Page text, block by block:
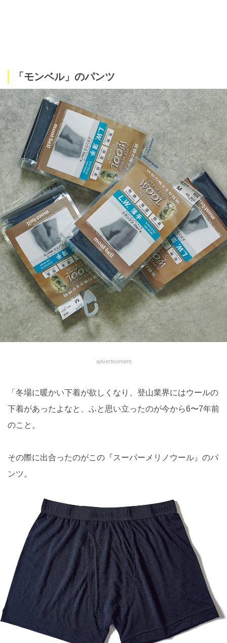
「モンベル」のパンツ
advertisement
「冬場に暖かい下着が欲しくなり、登山業界にはウールの
下着があったよなと、ふと思い立ったのが今から6〜7年前
のこと。
その際に出合ったのがこの『スーパーメリノウール』のパ
ンツ。